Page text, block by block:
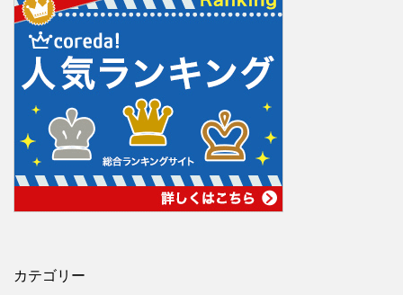
カテゴリー